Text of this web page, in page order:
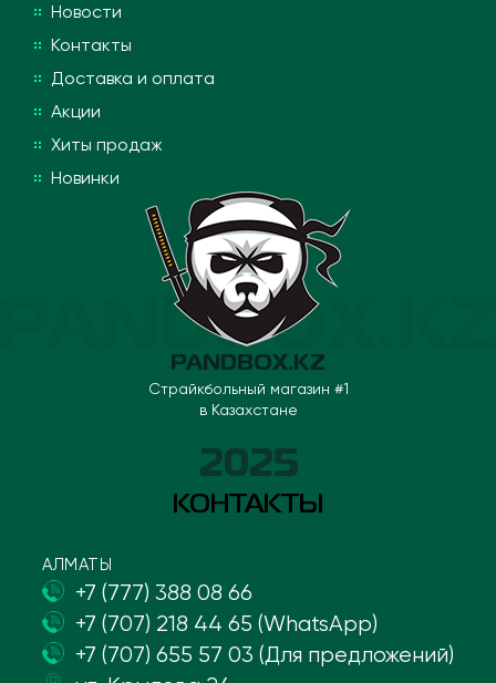
Новости
Контакты
Доставка и оплата
Акции
Хиты продаж
Новинки
PANDBOX.KZ
Страйкбольный магазин #1
в Казахстане
2025
КОНТАКТЫ
АЛМАТЫ
+7 (777) 388 08 66
+7 (707) 218 44 65 (WhatsApp)
+7 (707) 655 57 03 (Для предложений)